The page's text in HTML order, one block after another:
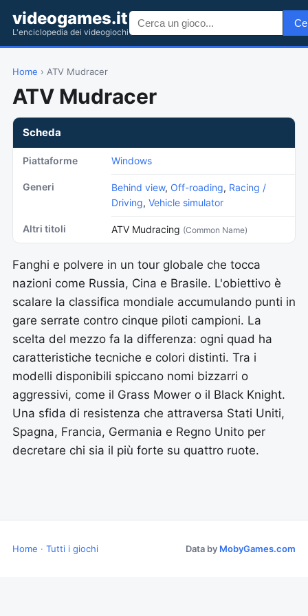
videogames.it
L'enciclopedia dei videogiochi
Home › ATV Mudracer
ATV Mudracer
Scheda
Piattaforme Windows
Generi Behind view, Off-roading, Racing /
Driving, Vehicle simulator
Altri titoli ATV Mudracing (Common Name)
Fanghi e polvere in un tour globale che tocca
nazioni come Russia, Cina e Brasile. L'obiettivo è
scalare la classifica mondiale accumulando punti in
gare serrate contro cinque piloti campioni. La
scelta del mezzo fa la differenza: ogni quad ha
caratteristiche tecniche e colori distinti. Tra i
modelli disponibili spiccano nomi bizzarri o
aggressivi, come il Grass Mower o il Black Knight.
Una sfida di resistenza che attraversa Stati Uniti,
Spagna, Francia, Germania e Regno Unito per
decretare chi sia il più forte su quattro ruote.
Home · Tutti i giochi Data by MobyGames.com